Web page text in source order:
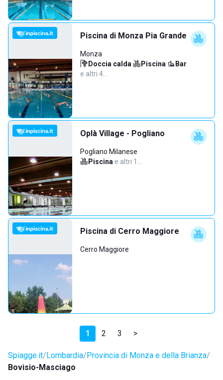
Piscina di Monza Pia Grande
Monza
Doccia calda· Piscina· Bar·
e altri 4…
Oplà Village - Pogliano
Pogliano Milanese
Piscina·e altri 1…
Piscina di Cerro Maggiore
Cerro Maggiore
1 2 3 >
Spiagge.it Lombardia Provincia di Monza e della Brianza
Bovisio-Masciago